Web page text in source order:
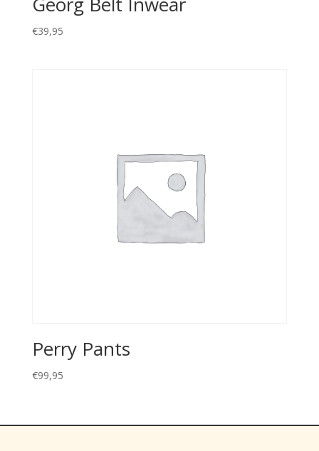
€39,95
Perry Pants
€99,95